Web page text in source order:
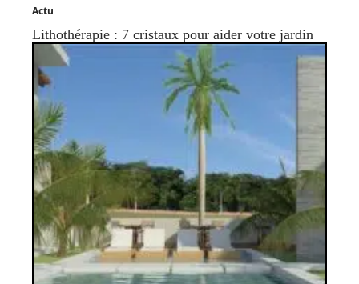
Actu
Lithothérapie : 7 cristaux pour aider votre jardin